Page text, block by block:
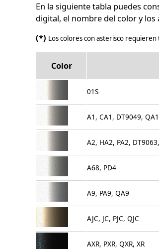
En la siguiente tabla puedes
digital, el nombre del color y
(*) Los colores con asterisco
Color
01S
A1, CA1, DT9049, QA1
A2, HA2, PA2,
A68, PD4
A9, PA9, QA9
AJC, JC, PJC, QJC
AXR, PXR, QXR, XR